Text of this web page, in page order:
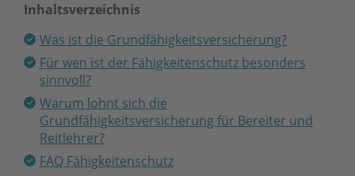
Inhaltsverzeichnis
Was ist die Grundfähigkeitsversicherung?
Für wen ist der Fähigkeitenschutz besonders
sinnvoll?
Warum lohnt sich die
Grundfähigkeitsversicherung für Bereiter und
Reitlehrer?
FAQ Fähigkeitenschutz